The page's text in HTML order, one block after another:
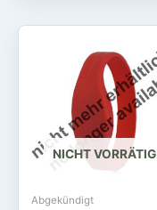
NICHT VORRÄTIG
Abgekündigt